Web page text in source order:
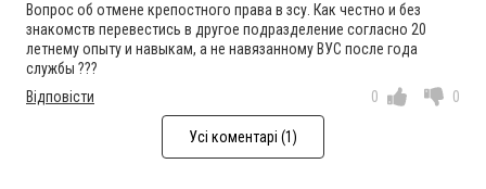
Вопрос об отмене крепостного права в зсу. Как честно и без
знакомств перевестись в другое подразделение согласно 20
летнему опыту и навыкам, а не навязанному ВУС после года
службы ???
Відповісти
0 0
Усі коментарі (1)